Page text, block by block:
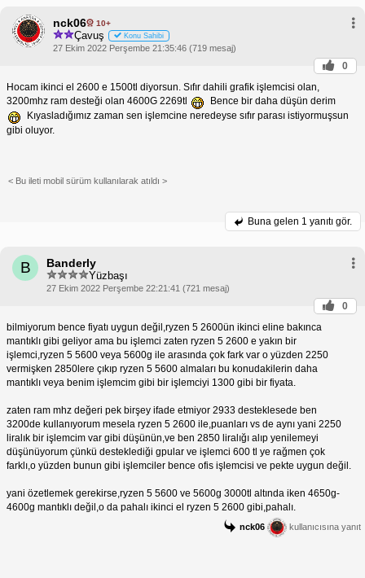
nck06 10+
Çavuş Konu Sahibi
27 Ekim 2022 Perşembe 21:35:46 (719 mesaj)
0
Hocam ikinci el 2600 e 1500tl diyorsun. Sıfır dahili grafik işlemcisi olan,
3200mhz ram desteği olan 4600G 2269tl
Bence bir daha düşün derim
Kıyasladığımız zaman sen işlemcine neredeyse sıfır parası istiyormuşsun
gibi oluyor.
< Bu ileti mobil sürüm kullanılarak atıldı >
Buna gelen 1 yanıtı gör.
B Banderly
Yüzbaşı
27 Ekim 2022 Perşembe 22:21:41 (721 mesaj)
0
bilmiyorum bence fiyatı uygun değil,ryzen 5 2600ün ikinci eline bakınca
mantıklı gibi geliyor ama bu işlemci zaten ryzen 5 2600 e yakın bir
işlemci,ryzen 5 5600 veya 5600g ile arasında çok fark var o yüzden 2250
vermişken 2850lere çıkıp ryzen 5 5600 almaları bu konudakilerin daha
mantıklı veya benim işlemcim gibi bir işlemciyi 1300 gibi bir fiyata.
zaten ram mhz değeri pek birşey ifade etmiyor 2933 desteklesede ben
3200de kullanıyorum mesela ryzen 5 2600 ile,puanları vs de aynı yani 2250
liralık bir işlemcim var gibi düşünün,ve ben 2850 liralığı alıp yenilemeyi
düşünüyorum çünkü desteklediği gpular ve işlemci 600 tl ye rağmen çok
farklı,o yüzden bunun gibi işlemciler bence ofis işlemcisi ve pekte uygun değil.
yani özetlemek gerekirse,ryzen 5 5600 ve 5600g 3000tl altında iken 4650g-
4600g mantıklı değil,o da pahalı ikinci el ryzen 5 2600 gibi,pahalı.
nck06 kullanıcısına yanıt